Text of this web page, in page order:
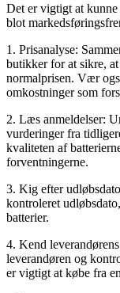
Det er vigtigt at
blot
1. Prisanalyse:
butikker for at sikre,
normalprisen. Vær
omkostninger som
2. Læs anmeldelser:
vurderinger fra
kvaliteten af
forventningerne.
3. Kig efter
kontroleret
batterier.
4. Kend
leverandøren og
er vigtigt at købe fra